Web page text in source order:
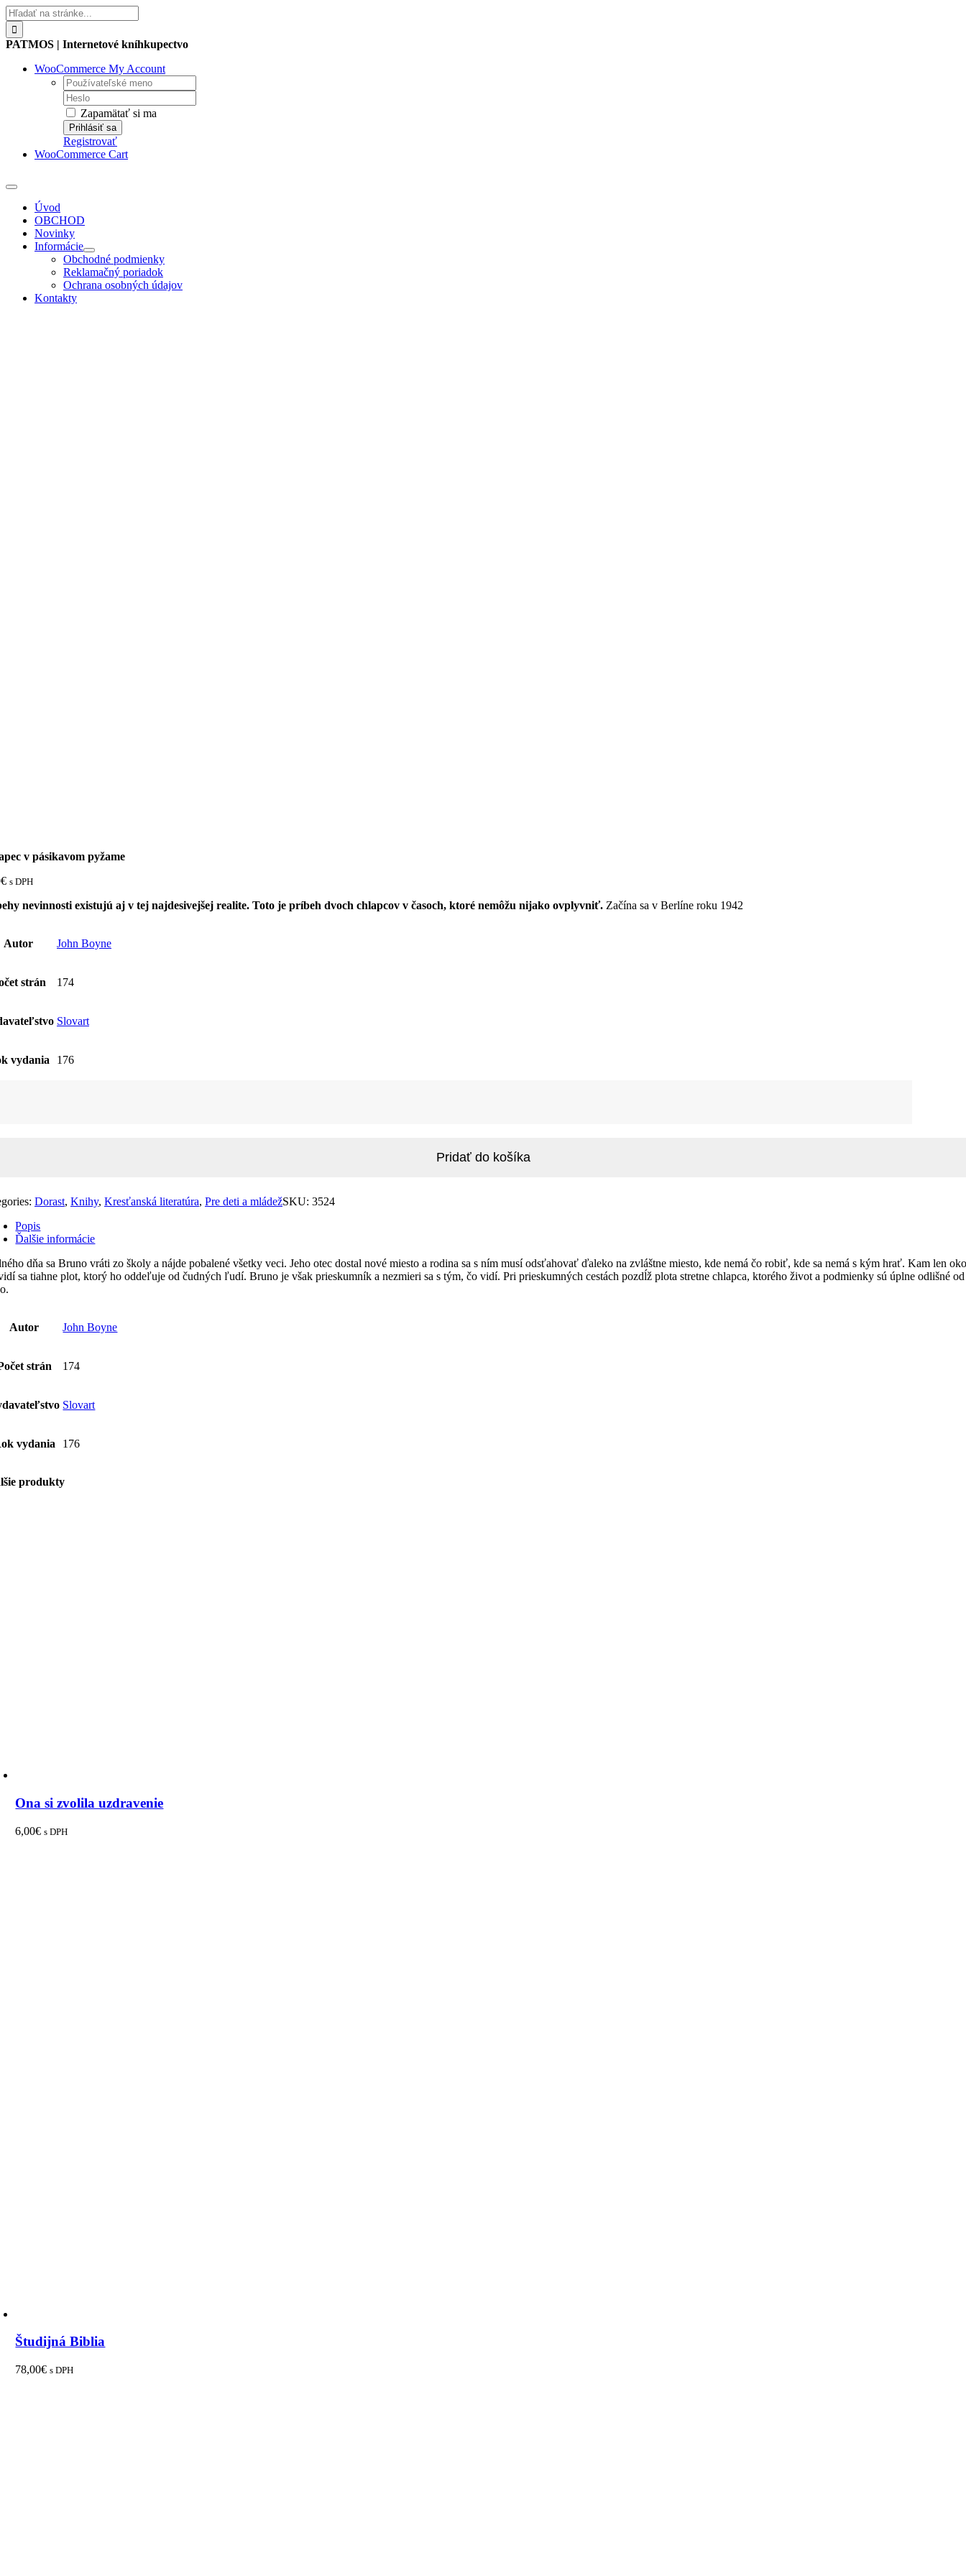
Skip
to
content
Hľadať:
PATMOS | Internetové kníhkupectvo
WooCommerce My Account
Username:
Password:
Zapamätať si ma
Registrovať
WooCommerce Cart
Toggle
Navigation
Úvod
OBCHOD
Novinky
Informácie
Obchodné podmienky
Reklamačný poriadok
Ochrana osobných údajov
Kontakty
v pásikavom pyžame
€ s DPH
nevinnosti existujú aj v tej najdesivejšej realite. Toto je príbeh dvoch chlapcov v časoch, ktoré nemôžu nijako ovplyvniť. Začína sa v Berlíne roku 1942
Autor John Boyne
strán 174
Slovart
vydania 176
Pridať do košíka
Dorast, Knihy, Kresťanská literatúra, Pre deti a mládežSKU: 3524
Popis
Ďalšie informácie
dňa sa Bruno vráti zo školy a nájde pobalené všetky veci. Jeho otec dostal nové miesto a rodina sa s ním musí odsťahovať ďaleko na zvláštne miesto, kde nemá čo robiť, kde sa nemá s kým hrať. Kam len
sa tiahne plot, ktorý ho oddeľuje od čudných ľudí. Bruno je však prieskumník a nezmieri sa s tým, čo vidí. Pri prieskumných cestách pozdĺž plota stretne chlapca, ktorého život a podmienky sú úplne odlišné od
Autor John Boyne
strán 174
Slovart
vydania 176
produkty
Ona si zvolila uzdravenie
6,00€ s DPH
Študijná Biblia
78,00€ s DPH